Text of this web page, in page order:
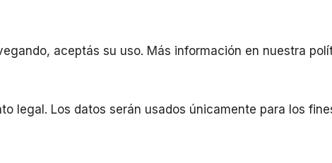
aceptás su uso. Más información en nuestra
legal. Los datos serán usados únicamente para los